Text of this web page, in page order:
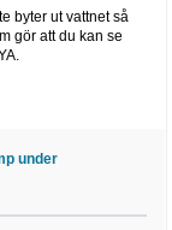
byter ut vattnet så
gör att du kan se
under